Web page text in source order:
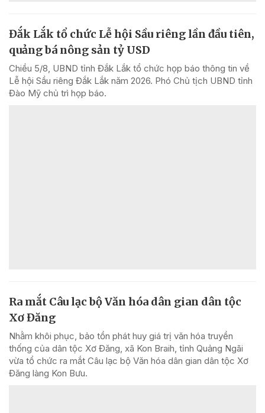
Đắk Lắk tổ chức Lễ hội Sầu riêng lần đầu tiên,
quảng bá nông sản tỷ USD
Chiều 5/8, UBND tỉnh Đắk Lắk tổ chức họp báo thông tin về
Lễ hội Sầu riêng Đắk Lắk năm 2026. Phó Chủ tịch UBND tỉnh
Đào Mỹ chủ trì họp báo.
Ra mắt Câu lạc bộ Văn hóa dân gian dân tộc
Xơ Đăng
Nhằm khôi phục, bảo tồn phát huy giá trị văn hóa truyền
thống của dân tộc Xơ Đăng, xã Kon Braih, tỉnh Quảng Ngãi
vừa tổ chức ra mắt Câu lạc bộ Văn hóa dân gian dân tộc Xơ
Đăng làng Kon Bưu.